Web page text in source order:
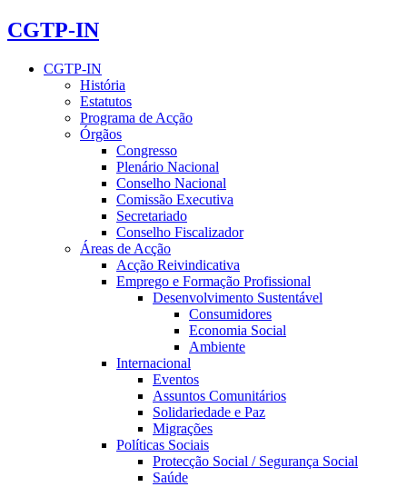
CGTP-IN
CGTP-IN
História
Estatutos
Programa de Acção
Órgãos
Congresso
Plenário Nacional
Conselho Nacional
Comissão Executiva
Secretariado
Conselho Fiscalizador
Áreas de Acção
Acção Reivindicativa
Emprego e Formação Profissional
Desenvolvimento Sustentável
Consumidores
Economia Social
Ambiente
Internacional
Eventos
Assuntos Comunitários
Solidariedade e Paz
Migrações
Políticas Sociais
Protecção Social / Segurança Social
Saúde